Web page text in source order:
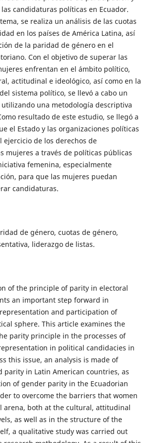
candidaturas políticas en Ecuador.
se realiza un análisis de las cuotas
en los países de América Latina, así
de la paridad de género en el
Con el objetivo de superar las
enfrentan en el ámbito político,
actitudinal e ideológico, así como en la
sistema político, se llevó a cabo un
una metodología descriptiva
resultado de este estudio, se llegó a
el Estado y las organizaciones políticas
ejercicio de los derechos de
mujeres a través de políticas públicas
femenina, especialmente
para que las mujeres puedan
candidaturas.
de género, cuotas de género,
liderazgo de listas.
of the principle of parity in electoral
an important step forward in
and participation of
sphere. This article examines the
parity principle in the processes of
in political candidacies in
this issue, an analysis is made of
parity in Latin American countries, as
of gender parity in the Ecuadorian
to overcome the barriers that women
arena, both at the cultural, attitudinal
as well as in the structure of the
a qualitative study was carried out